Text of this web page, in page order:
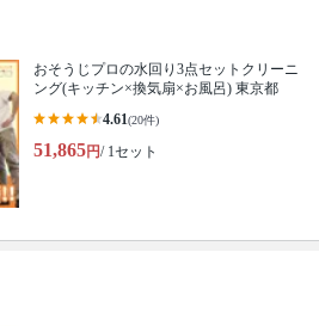
おそうじプロの水回り3点セットクリーニ
ング(キッチン×換気扇×お風呂) 東京都
4.61(20件)
51,865円/ 1セット